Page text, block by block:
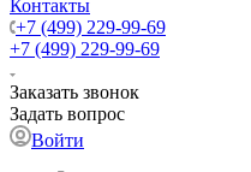
Контакты
+7 (499) 229-99-69
+7 (499) 229-99-69
Заказать звонок
Задать вопрос
Войти